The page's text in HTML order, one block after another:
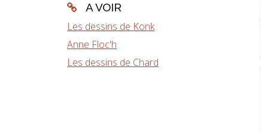
A VOIR
Les dessins de Konk
Anne Floc'h
Les dessins de Chard